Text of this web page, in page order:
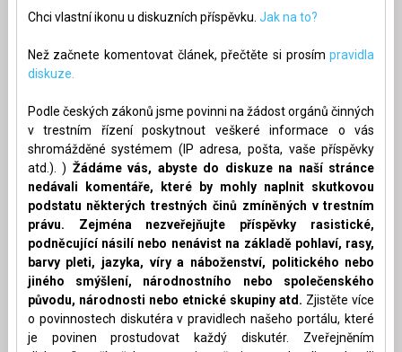
Chci vlastní ikonu u diskuzních příspěvku. Jak na to?
Než začnete komentovat článek, přečtěte si prosímpravidla
diskuze.
Podle českých zákonů jsme povinni na žádost orgánů činných
v trestním řízení poskytnout veškeré informace o vás
shromážděné systémem (IP adresa, pošta, vaše příspěvky
atd.). ) Žádáme vás, abyste do diskuze na naší stránce
nedávali komentáře, které by mohly naplnit skutkovou
podstatu některých trestných činů zmíněných v trestním
právu. Zejména nezveřejňujte příspěvky rasistické,
podněcující násilí nebo nenávist na základě pohlaví, rasy,
barvy pleti, jazyka, víry a náboženství, politického nebo
jiného smýšlení, národnostního nebo společenského
původu, národnosti nebo etnické skupiny atd. Zjistěte více
o povinnostech diskutéra v pravidlech našeho portálu, které
je povinen prostudovat každý diskutér. Zveřejněním